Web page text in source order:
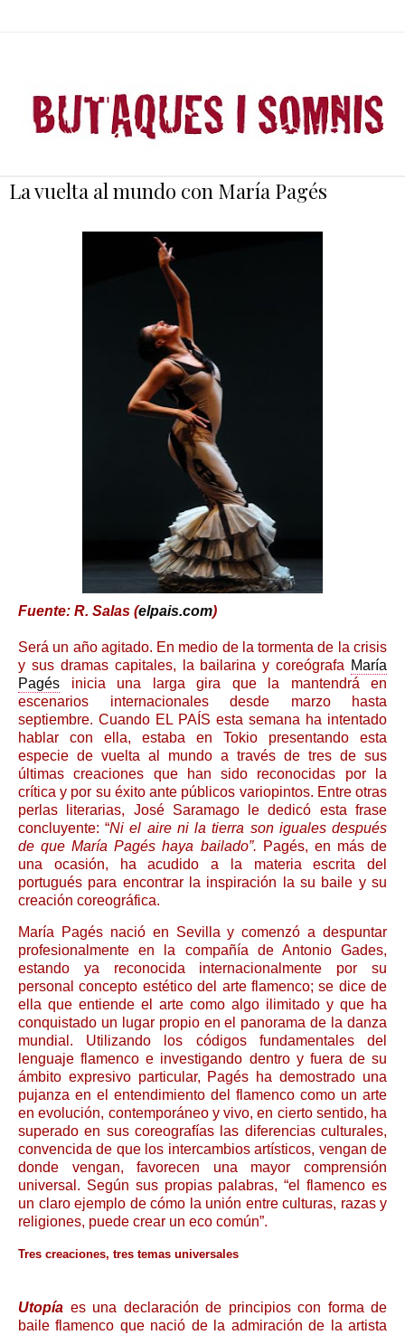
La vuelta al mundo con María Pagés
Fuente: R. Salas (elpais.com)
Será un año agitado. En medio de la tormenta de la crisis
y sus dramas capitales, la bailarina y coreógrafa María
Pagés inicia una larga gira que la mantendrá en
escenarios internacionales desde marzo hasta
septiembre. Cuando EL PAÍS esta semana ha intentado
hablar con ella, estaba en Tokio presentando esta
especie de vuelta al mundo a través de tres de sus
últimas creaciones que han sido reconocidas por la
crítica y por su éxito ante públicos variopintos. Entre otras
perlas literarias, José Saramago le dedicó esta frase
concluyente: “Ni el aire ni la tierra son iguales después
de que María Pagés haya bailado”. Pagés, en más de
una ocasión, ha acudido a la materia escrita del
portugués para encontrar la inspiración la su baile y su
creación coreográfica.
María Pagés nació en Sevilla y comenzó a despuntar
profesionalmente en la compañía de Antonio Gades,
estando ya reconocida internacionalmente por su
personal concepto estético del arte flamenco; se dice de
ella que entiende el arte como algo ilimitado y que ha
conquistado un lugar propio en el panorama de la danza
mundial. Utilizando los códigos fundamentales del
lenguaje flamenco e investigando dentro y fuera de su
ámbito expresivo particular, Pagés ha demostrado una
pujanza en el entendimiento del flamenco como un arte
en evolución, contemporáneo y vivo, en cierto sentido, ha
superado en sus coreografías las diferencias culturales,
convencida de que los intercambios artísticos, vengan de
donde vengan, favorecen una mayor comprensión
universal. Según sus propias palabras, “el flamenco es
un claro ejemplo de cómo la unión entre culturas, razas y
religiones, puede crear un eco común”.
Tres creaciones, tres temas universales
Utopía es una declaración de principios con forma de
baile flamenco que nació de la admiración de la artista